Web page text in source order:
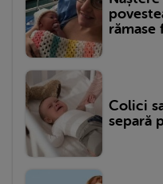
rămase
Colici
separă